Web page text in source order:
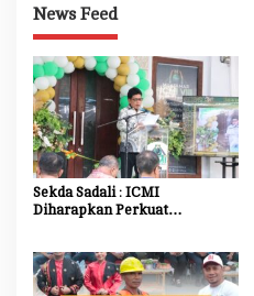
News Feed
Sekda Sadali : ICMI
Diharapkan Perkuat